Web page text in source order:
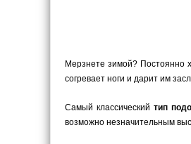
Мерзнете зимой? Постоянно
согревает ноги и дарит им
Самый классический тип
возможно незначительным